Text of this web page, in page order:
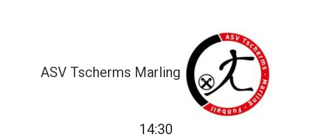
ASV Tscherms Marling
14:30